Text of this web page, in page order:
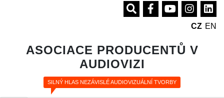
CZ EN
ASOCIACE PRODUCENTŮ V
AUDIOVIZI
SILNÝ HLAS NEZÁVISLÉ AUDIOVIZUÁLNÍ TVORBY